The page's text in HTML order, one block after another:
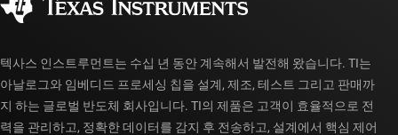
myTI 계정 FAQ
텍사스 인스트루먼트는 수십 년 동안 계속해서 발전해 왔습니다. TI는
아날로그와 임베디드 프로세싱 칩을 설계, 제조, 테스트 그리고 판매까
지 하는 글로벌 반도체 회사입니다. TI의 제품은 고객이 효율적으로 전
력을 관리하고, 정확한 데이터를 감지 후 전송하고, 설계에서 핵심 제어